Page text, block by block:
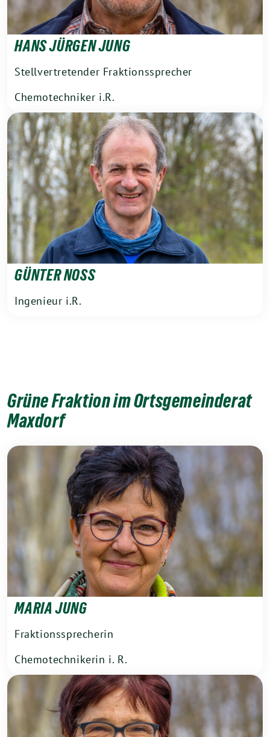
HANS JÜRGEN JUNG
Stellvertretender Fraktionssprecher
Chemotechniker i.R.
GÜNTER NOSS
Ingenieur i.R.
Grüne Fraktion im Ortsgemeinderat
Maxdorf
MARIA JUNG
Fraktionssprecherin
Chemotechnikerin i. R.